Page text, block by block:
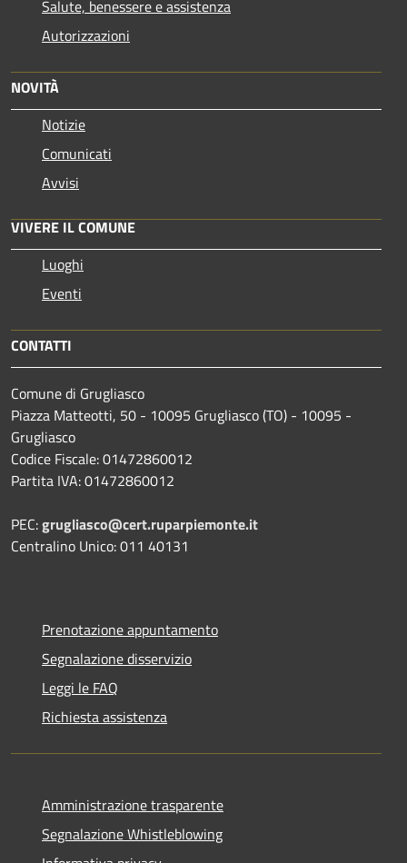
Salute, benessere e assistenza
Autorizzazioni
NOVITÀ
Notizie
Comunicati
Avvisi
VIVERE IL COMUNE
Luoghi
Eventi
CONTATTI
Comune di Grugliasco
Piazza Matteotti, 50 - 10095 Grugliasco (TO) - 10095 -
Grugliasco
Codice Fiscale: 01472860012
Partita IVA: 01472860012
PEC:grugliasco@cert.ruparpiemonte.it
Centralino Unico: 011 40131
Prenotazione appuntamento
Segnalazione disservizio
Leggi le FAQ
Richiesta assistenza
Amministrazione trasparente
Segnalazione Whistleblowing